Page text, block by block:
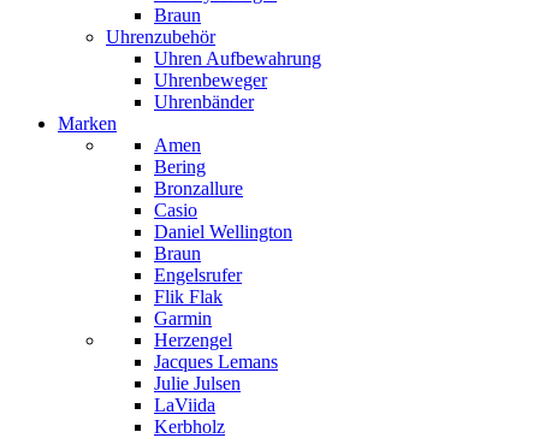
Braun
Uhrenzubehör
Uhren Aufbewahrung
Uhrenbeweger
Uhrenbänder
Marken
Amen
Bering
Bronzallure
Casio
Daniel Wellington
Braun
Engelsrufer
Flik Flak
Garmin
Herzengel
Jacques Lemans
Julie Julsen
LaViida
Kerbholz